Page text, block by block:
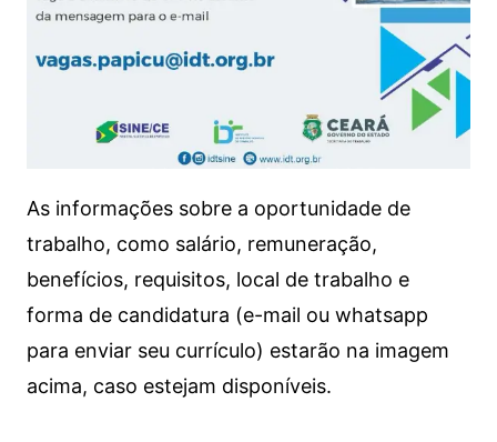
As informações sobre a oportunidade de
trabalho, como salário, remuneração,
benefícios, requisitos, local de trabalho e
forma de candidatura (e-mail ou whatsapp
para enviar seu currículo) estarão na imagem
acima, caso estejam disponíveis.